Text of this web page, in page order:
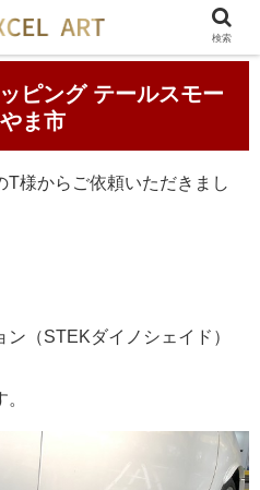
ピング テールスモー
ま市
様からご依頼いただきまし
（STEKダイノシェイド）
検索